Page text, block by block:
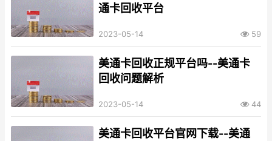
通卡回收平台
2023-05-14 59
美通卡回收正规平台吗--美通卡
回收问题解析
2023-05-14 44
美通卡回收平台官网下载--美通